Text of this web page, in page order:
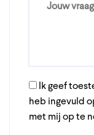
Gelieve dit
Ik geef
heb ingevuld
met mij op te